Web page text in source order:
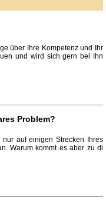
über Ihre Kompetenz und Ihr
und wird sich gern bei Ihn
Problem?
auf einigen Strecken Ihres
Warum kommt es aber zu di